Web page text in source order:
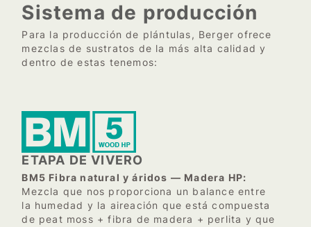
Sistema de producción
Para la producción de plántulas, Berger ofrece
mezclas de sustratos de la más alta calidad y
dentro de estas tenemos:
ETAPA DE VIVERO
BM5 Fibra natural y áridos — Madera HP:
Mezcla que nos proporciona un balance entre
la humedad y la aireación que está compuesta
de peat moss + fibra de madera + perlita y que